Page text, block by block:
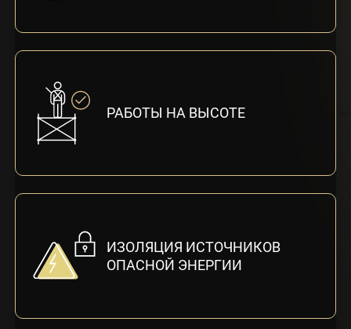
РАБОТЫ НА ВЫСОТЕ
ИЗОЛЯЦИЯ ИСТОЧНИКОВ
ОПАСНОЙ ЭНЕРГИИ